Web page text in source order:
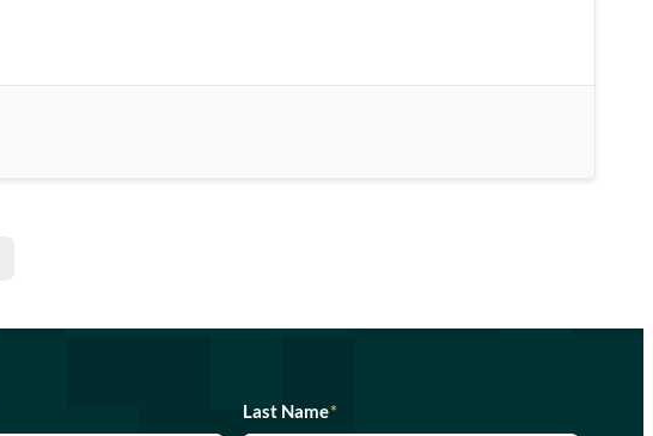
Last Name*